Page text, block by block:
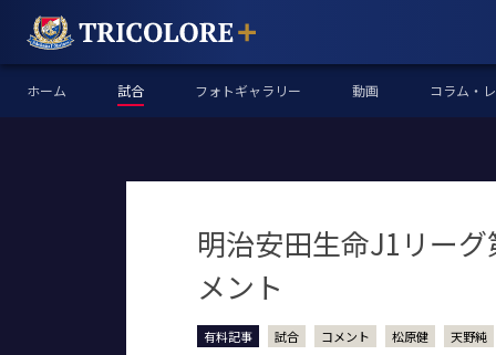
ホーム 試合 フォトギャラリー 動画 コラム・
明治安田生命J1リー
メント
有料記事 試合 コメント 松原健 天野純